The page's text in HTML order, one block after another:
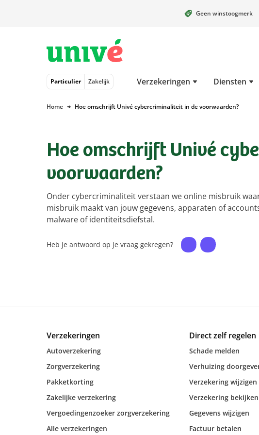
Geen winstoogmerk
Particulier Zakelijk Verzekeringen Diensten
Home Hoe omschrijft Univé cybercriminaliteit in de voorwaarden?
Hoe omschrijft Univé
voorwaarden?
Onder cybercriminaliteit verstaan we online misbruik
misbruik maakt van jouw gegevens, apparaten of
malware of identiteitsdiefstal.
Heb je antwoord op je vraag gekregen?
Verzekeringen
Autoverzekering
Zorgverzekering
Pakketkorting
Zakelijke verzekering
Vergoedingenzoeker zorgverzekering
Alle verzekeringen
Direct zelf regelen
Schade melden
Verhuizing
Verzekering wijzigen
Verzekering bekijken
Gegevens wijzigen
Factuur betalen